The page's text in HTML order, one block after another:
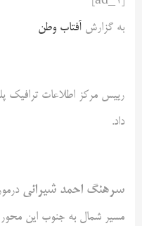
به گزارش آفتاب وطن
رییس مرکز اطلاعات ترافیک
داد.
سرهنگ احمد شیرانی
مسیر شمال به جنوب این